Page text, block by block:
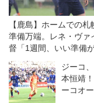
【鹿島】ホームでの札
準備万端。レネ・ヴァ
督「1週間、いい準備が
と思っています」
ジーコ
本恒靖
ーコオ